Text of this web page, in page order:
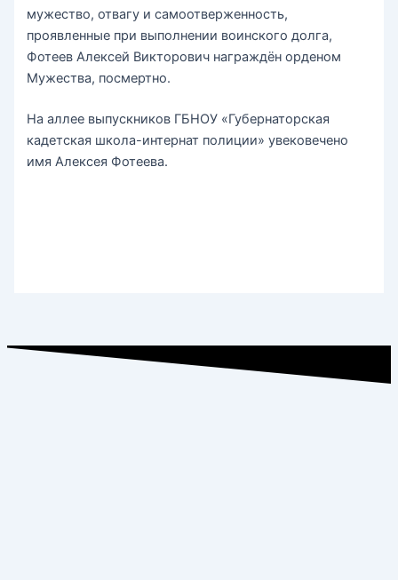
мужество, отвагу и самоотверженность,
проявленные при выполнении воинского долга,
Фотеев Алексей Викторович награждён орденом
Мужества, посмертно.
На аллее выпускников ГБНОУ «Губернаторская
кадетская школа-интернат полиции» увековечено
имя Алексея Фотеева.